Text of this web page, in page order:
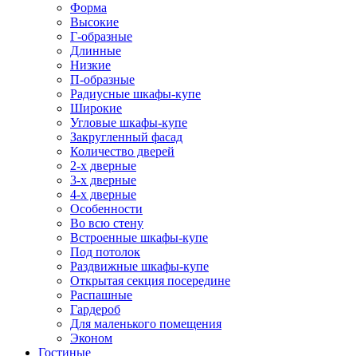
Форма
Высокие
Г-образные
Длинные
Низкие
П-образные
Радиусные шкафы-купе
Широкие
Угловые шкафы-купе
Закругленный фасад
Количество дверей
2-х дверные
3-х дверные
4-х дверные
Особенности
Во всю стену
Встроенные шкафы-купе
Под потолок
Раздвижные шкафы-купе
Открытая секция посередине
Распашные
Гардероб
Для маленького помещения
Эконом
Гостиные